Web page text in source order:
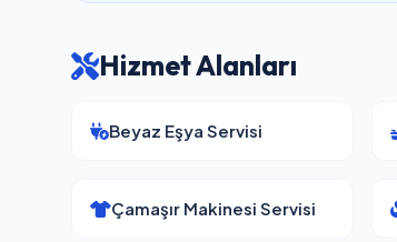
Hizmet Alanları
Beyaz Eşya Servisi
Çamaşır Makinesi Servisi